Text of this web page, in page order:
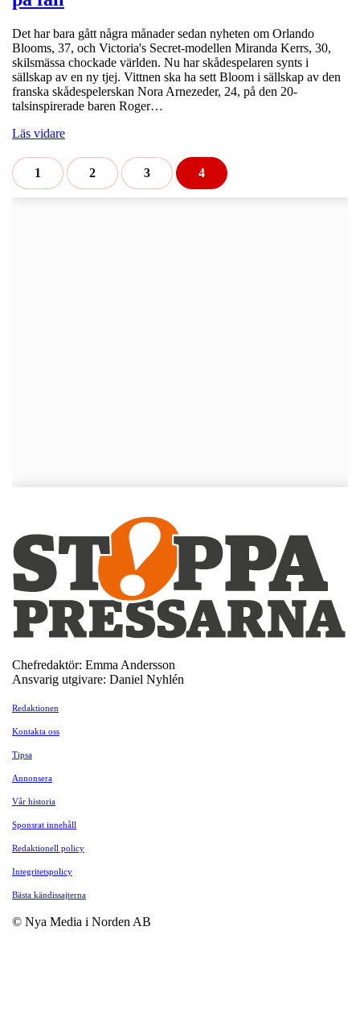
Det har bara gått några månader sedan nyheten om Orlando
Blooms, 37, och Victoria's Secret-modellen Miranda Kerrs, 30,
skilsmässa chockade världen. Nu har skådespelaren synts i
sällskap av en ny tjej. Vittnen ska ha sett Bloom i sällskap av den
franska skådespelerskan Nora Arnezeder, 24, på den 20-
talsinspirerade baren Roger…
Läs vidare
1 2 3 4
Chefredaktör: Emma Andersson
Ansvarig utgivare: Daniel Nyhlén
Redaktionen
Kontakta oss
Tipsa
Annonsera
Vår historia
Sponsrat innehåll
Redaktionell policy
Integritetspolicy
Bästa kändissajterna
© Nya Media i Norden AB